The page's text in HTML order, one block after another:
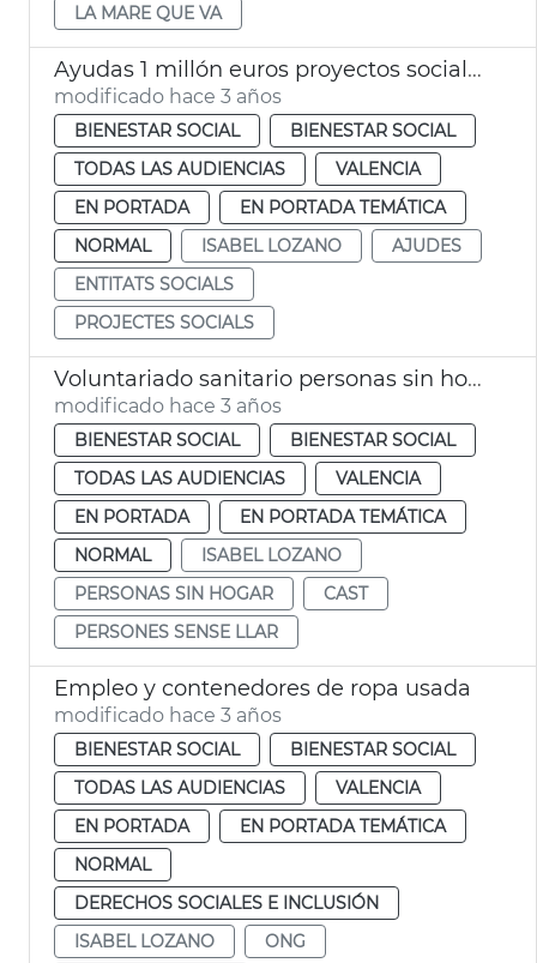
LA MARE QUE VA
Ayudas 1 millón euros proyectos sociales
modificado hace 3 años
BIENESTAR SOCIAL
BIENESTAR SOCIAL
TODAS LAS AUDIENCIAS
VALENCIA
EN PORTADA
EN PORTADA TEMÁTICA
NORMAL
ISABEL LOZANO
AJUDES
ENTITATS SOCIALS
PROJECTES SOCIALS
Voluntariado sanitario personas sin hogar
modificado hace 3 años
BIENESTAR SOCIAL
BIENESTAR SOCIAL
TODAS LAS AUDIENCIAS
VALENCIA
EN PORTADA
EN PORTADA TEMÁTICA
NORMAL
ISABEL LOZANO
PERSONAS SIN HOGAR
CAST
PERSONES SENSE LLAR
Empleo y contenedores de ropa usada
modificado hace 3 años
BIENESTAR SOCIAL
BIENESTAR SOCIAL
TODAS LAS AUDIENCIAS
VALENCIA
EN PORTADA
EN PORTADA TEMÁTICA
NORMAL
DERECHOS SOCIALES E INCLUSIÓN
ISABEL LOZANO
ONG